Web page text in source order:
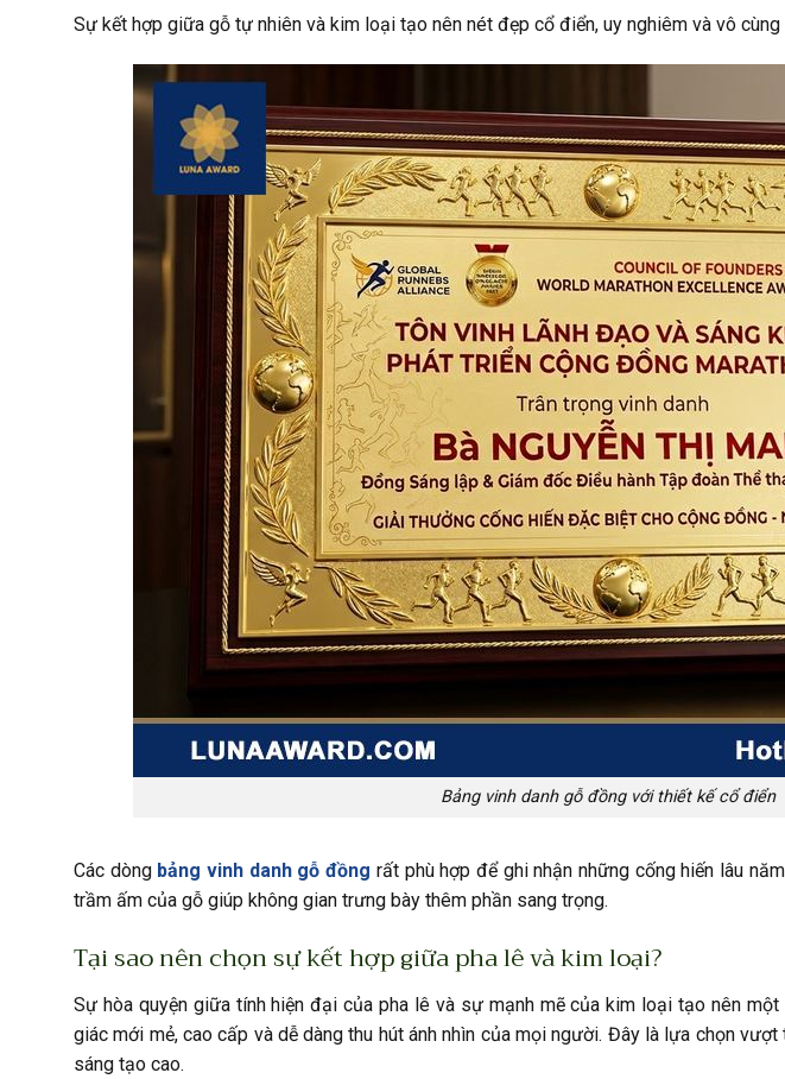
Sự kết hợp giữa gỗ tự nhiên và kim loại tạo nên nét đẹp cổ điển, uy nghiêm và vô cùng
Bảng vinh danh gỗ đồng với thiết kế cổ điển
Các dòng bảng vinh danh gỗ đồng rất phù hợp để ghi nhận những cống hiến lâu
trầm ấm của gỗ giúp không gian trưng bày thêm phần sang trọng.
Tại sao nên chọn sự kết hợp giữa pha lê và kim loại?
Sự hòa quyện giữa tính hiện đại của pha lê và sự mạnh mẽ của kim loại tạo nên
giác mới mẻ, cao cấp và dễ dàng thu hút ánh nhìn của mọi người. Đây là lựa chọn
sáng tạo cao.